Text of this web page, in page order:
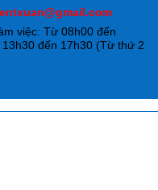
việc: Từ 08h00 đến
13h30 đến 17h30 (Từ thứ 2